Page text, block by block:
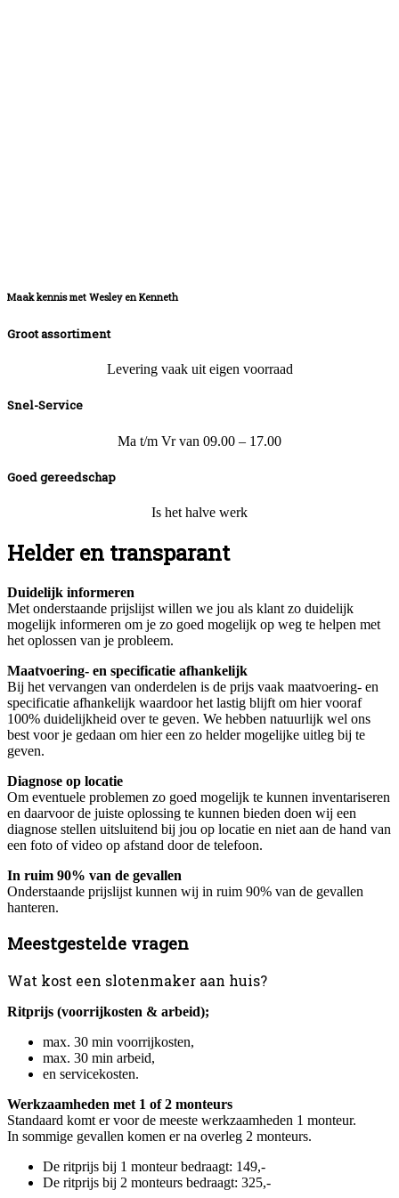
Maak kennis met Wesley en Kenneth
Groot assortiment
Levering vaak uit eigen voorraad
Snel-Service
Ma t/m Vr van 09.00 – 17.00
Goed gereedschap
Is het halve werk
Helder en transparant
Duidelijk informeren
Met onderstaande prijslijst willen we jou als klant zo duidelijk
mogelijk informeren om je zo goed mogelijk op weg te helpen met
het oplossen van je probleem.
Maatvoering- en specificatie afhankelijk
Bij het vervangen van onderdelen is de prijs vaak maatvoering- en
specificatie afhankelijk waardoor het lastig blijft om hier vooraf
100% duidelijkheid over te geven. We hebben natuurlijk wel ons
best voor je gedaan om hier een zo helder mogelijke uitleg bij te
geven.
Diagnose op locatie
Om eventuele problemen zo goed mogelijk te kunnen inventariseren
en daarvoor de juiste oplossing te kunnen bieden doen wij een
diagnose stellen uitsluitend bij jou op locatie en niet aan de hand van
een foto of video op afstand door de telefoon.
In ruim 90% van de gevallen
Onderstaande prijslijst kunnen wij in ruim 90% van de gevallen
hanteren.
Meestgestelde vragen
Wat kost een slotenmaker aan huis?
Ritprijs (voorrijkosten & arbeid);
max. 30 min voorrijkosten,
max. 30 min arbeid,
en servicekosten.
Werkzaamheden met 1 of 2 monteurs
Standaard komt er voor de meeste werkzaamheden 1 monteur.
In sommige gevallen komen er na overleg 2 monteurs.
De ritprijs bij 1 monteur bedraagt: 149,-
De ritprijs bij 2 monteurs bedraagt: 325,-